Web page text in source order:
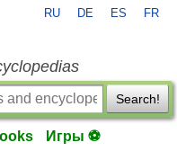
RU DE ES FR
Search!
Игры ⚽